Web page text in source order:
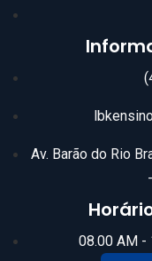
Av. Barão do Rio
08.00 AM -